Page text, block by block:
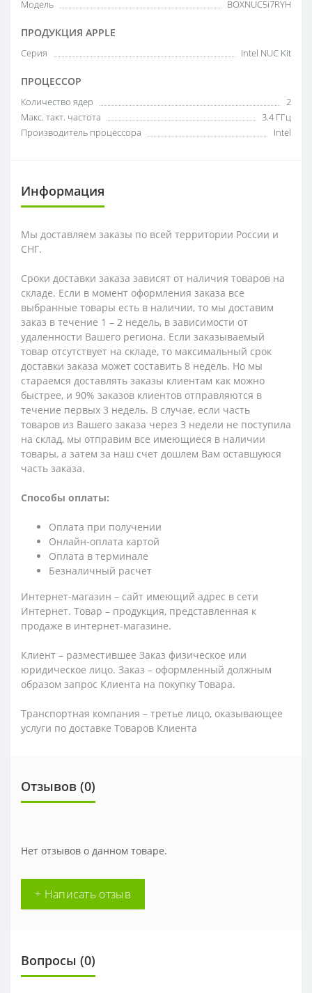
Модель BOXNUC5i7RYH
ПРОДУКЦИЯ APPLE
Серия Intel NUC Kit
ПРОЦЕССОР
Количество ядер
2
Макс. такт. частота
3.4 ГГц
Производитель процессора
Intel
Информация
Мы доставляем заказы по всей территории России и
СНГ.
Сроки доставки заказа зависят от наличия товаров на
складе. Если в момент оформления заказа все
выбранные товары есть в наличии, то мы доставим
заказ в течение 1 – 2 недель, в зависимости от
удаленности Вашего региона. Если заказываемый
товар отсутствует на складе, то максимальный срок
доставки заказа может составить 8 недель. Но мы
стараемся доставлять заказы клиентам как можно
быстрее, и 90% заказов клиентов отправляются в
течение первых 3 недель. В случае, если часть
товаров из Вашего заказа через 3 недели не поступила
на склад, мы отправим все имеющиеся в наличии
товары, а затем за наш счет дошлем Вам оставшуюся
часть заказа.
Способы оплаты:
Оплата при получении
Онлайн-оплата картой
Оплата в терминале
Безналичный расчет
Интернет-магазин – сайт имеющий адрес в сети
Интернет. Товар – продукция, представленная к
продаже в интернет-магазине.
Клиент – разместившее Заказ физическое или
юридическое лицо. Заказ – оформленный должным
образом запрос Клиента на покупку Товара.
Транспортная компания – третье лицо, оказывающее
услуги по доставке Товаров Клиента
Отзывов (0)
Нет отзывов о данном товаре.
+ Написать отзыв
Вопросы (0)